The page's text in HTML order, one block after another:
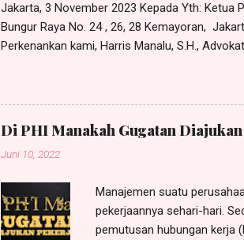
Jakarta, 3 November 2023 Kepada Yth: Ketua
Bungur Raya No. 24 , 26, 28 Kemayoran,
Perkenankan kami, Harris Manalu, S.H.,
berdasarkan Surat Kuasa Khusus tertanggal
GUN GUNAWAN , W arga N egara Indonesia ,
/jabatan sebagai Legal Advisor Human
Penggugat ; Dengan ini mengajukan gugatan
Di PHI Manakah Gugatan
Juni 10, 2022
Manajemen suatu
pekerjaannya sehari-hari.
pemutusan hubungan kerja